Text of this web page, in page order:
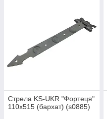
Стрела KS-UKR "Фортеця"
110х515 (бархат) (s0885)